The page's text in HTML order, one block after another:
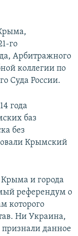
го
Арбитражного
коллегии по
Суда России.
года
баз
без
Крымский
Крыма и города
референдум о
которого
Ни Украина,
данное